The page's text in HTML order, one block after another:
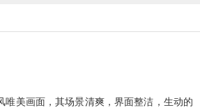
美画面，其场景清爽，界面整洁，生动的